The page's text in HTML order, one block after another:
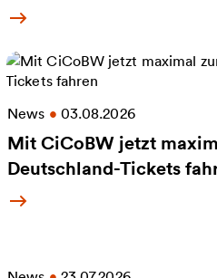
Mehr Informationen zu
News • 03.08.2026
Mit CiCoBW jetzt
Deutschland-Tickets
Mehr Informationen zu